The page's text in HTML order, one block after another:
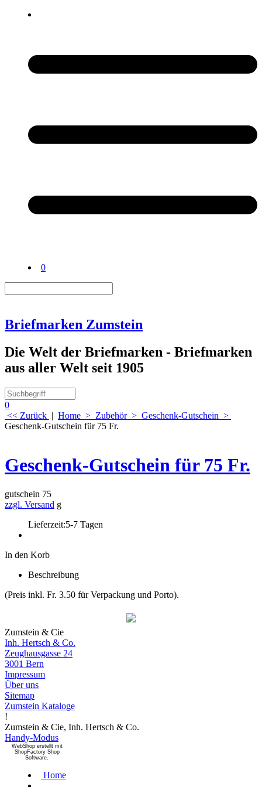
0
Briefmarken Zumstein
Die Welt der Briefmarken - Briefmarken
aus aller Welt seit 1905
0
<< Zurück | Home > Zubehör> Geschenk-Gutschein >
Geschenk-Gutschein für 75 Fr.
Geschenk-Gutschein für 75 Fr.
gutschein 75
zzgl. Versand g
Lieferzeit:5-7 Tagen
In den Korb
Beschreibung
(Preis inkl. Fr. 3.50 für Verpackung und Porto).
Zumstein & Cie
Inh. Hertsch & Co.
Zeughausgasse 24
3001 Bern
Impressum
Über uns
Sitemap
Zumstein Kataloge
!
Zumstein & Cie, Inh. Hertsch & Co.
Handy-Modus
WebShop erstellt mit
ShopFactory Shop
Software.
Home